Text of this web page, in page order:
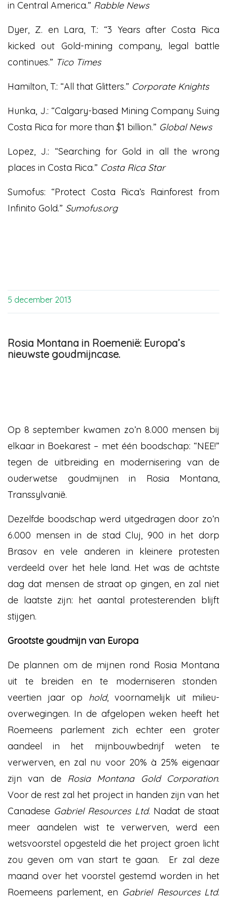
in Central America.” Rabble News
Dyer, Z. en Lara, T.: “3 Years after Costa Rica
kicked out Gold-mining company, legal battle
continues.” Tico Times
Hamilton, T.: “All that Glitters.” Corporate Knights
Hunka, J.: “Calgary-based Mining Company Suing
Costa Rica for more than $1 billion.” Global News
Lopez, J.: “Searching for Gold in all the wrong
places in Costa Rica.” Costa Rica Star
Sumofus: “Protect Costa Rica’s Rainforest from
Infinito Gold.” Sumofus.org
5 december 2013
Rosia Montana in Roemenië: Europa’s
nieuwste goudmijncase.
Op 8 september kwamen zo’n 8.000 mensen bij
elkaar in Boekarest – met één boodschap: “NEE!”
tegen de uitbreiding en modernisering van de
ouderwetse goudmijnen in Rosia Montana,
Transsylvanië.
Dezelfde boodschap werd uitgedragen door zo’n
6.000 mensen in de stad Cluj, 900 in het dorp
Brasov en vele anderen in kleinere protesten
verdeeld over het hele land. Het was de achtste
dag dat mensen de straat op gingen, en zal niet
de laatste zijn: het aantal protesterenden blijft
stijgen.
Grootste goudmijn van Europa
De plannen om de mijnen rond Rosia Montana
uit te breiden en te moderniseren stonden
veertien jaar op hold, voornamelijk uit milieu-
overwegingen. In de afgelopen weken heeft het
Roemeens parlement zich echter een groter
aandeel in het mijnbouwbedrijf weten te
verwerven, en zal nu voor 20% à 25% eigenaar
zijn van de Rosia Montana Gold Corporation.
Voor de rest zal het project in handen zijn van het
Canadese Gabriel Resources Ltd. Nadat de staat
meer aandelen wist te verwerven, werd een
wetsvoorstel opgesteld die het project groen licht
zou geven om van start te gaan. Er zal deze
maand over het voorstel gestemd worden in het
Roemeens parlement, en Gabriel Resources Ltd.